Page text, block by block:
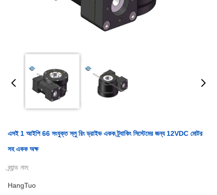
এসই 1 আইপি 66 সংযুক্ত স্লু রিং ড্রাইভ একক ট্র্যাকিং সিস্টেমের জন্য 12VDC মোটর
সহ একক অক্ষ
ব্র্যান্ড নাম:
HangTuo